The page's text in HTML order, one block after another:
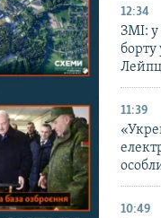
12:34
ЗМІ:
борту
11:39
10:49